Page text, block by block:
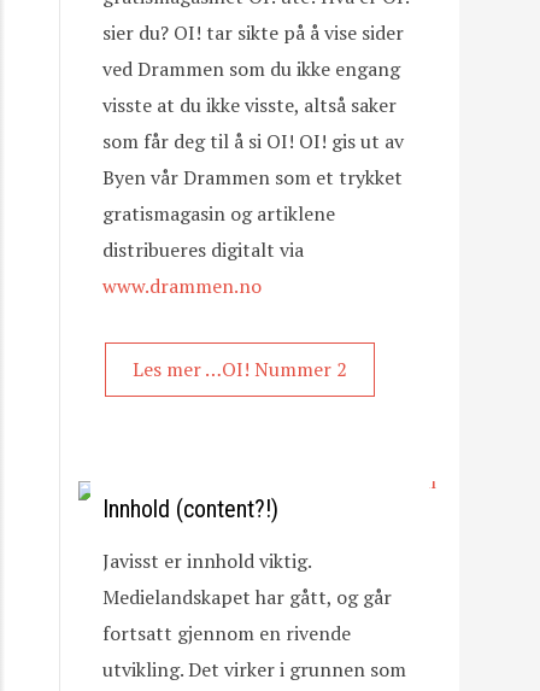
sier du? OI! tar sikte på å vise sider
ved Drammen som du ikke engang
visste at du ikke visste, altså saker
som får deg til å si OI! OI! gis ut av
Byen vår Drammen som et trykket
gratismagasin og artiklene
distribueres digitalt via
www.drammen.no
Les mer …OI! Nummer 2
Innhold (content?!)
Javisst er innhold viktig.
Medielandskapet har gått, og går
fortsatt gjennom en rivende
utvikling. Det virker i grunnen som